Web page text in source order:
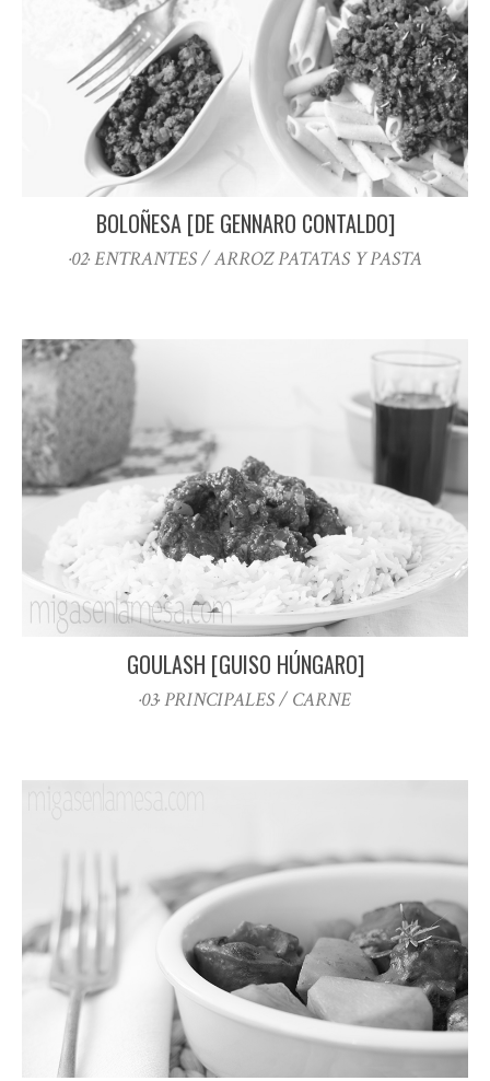
BOLOÑESA [DE GENNARO CONTALDO]
·02· ENTRANTES / ARROZ PATATAS Y PASTA
GOULASH [GUISO HÚNGARO]
·03· PRINCIPALES / CARNE